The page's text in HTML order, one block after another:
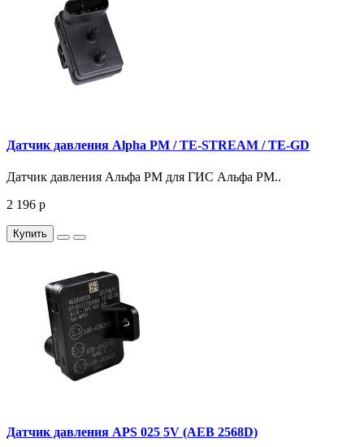
Датчик давления Alpha PM / TE-STREAM / TE-GD
Датчик давления Альфа PМ для ГИС Альфа PM..
2 196 р
Купить
Датчик давления APS 025 5V (AEB 2568D)